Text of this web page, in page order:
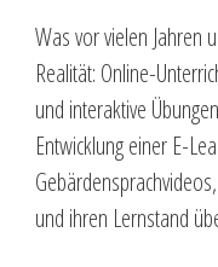
Was vor vielen Jahren
Realität: Online-
und interaktive
Entwicklung einer E-
und ihren Lernstand